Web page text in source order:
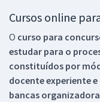
Cursos online
O curso para
estudar para o
constituídos por
docente experiente
bancas